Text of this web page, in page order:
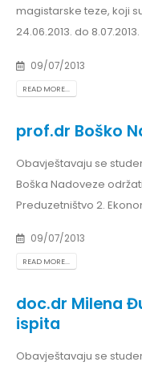
magistarske teze, koji
24.06.2013. do
09/07/2013
READ MORE...
prof.dr Boško
Obavještavaju se
Boška Nadoveze
Preduzetništvo 2.
09/07/2013
READ MORE...
doc.dr Milena
ispita
Obavještavaju se